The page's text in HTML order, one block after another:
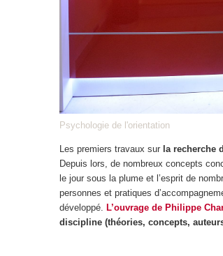
Psychologie de l'orientation
Les premiers travaux sur la recherche
Depuis lors, de nombreux concepts
le jour sous la plume et l’esprit de
personnes et pratiques
développé. L’ouvrage de Philippe
discipline (théories, concepts,